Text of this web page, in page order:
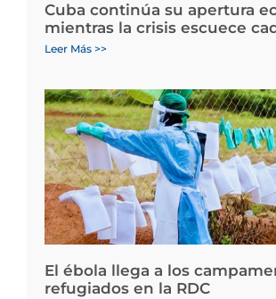
Cuba continúa su apertura
mientras la crisis escuece
Leer Más >>
El ébola llega a los
refugiados en la RDC